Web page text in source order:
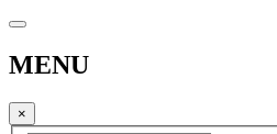
MENU
×